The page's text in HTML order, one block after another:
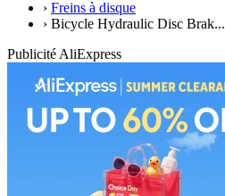
› Freins à disque
› Bicycle Hydraulic Disc Brak...
Publicité AliExpress